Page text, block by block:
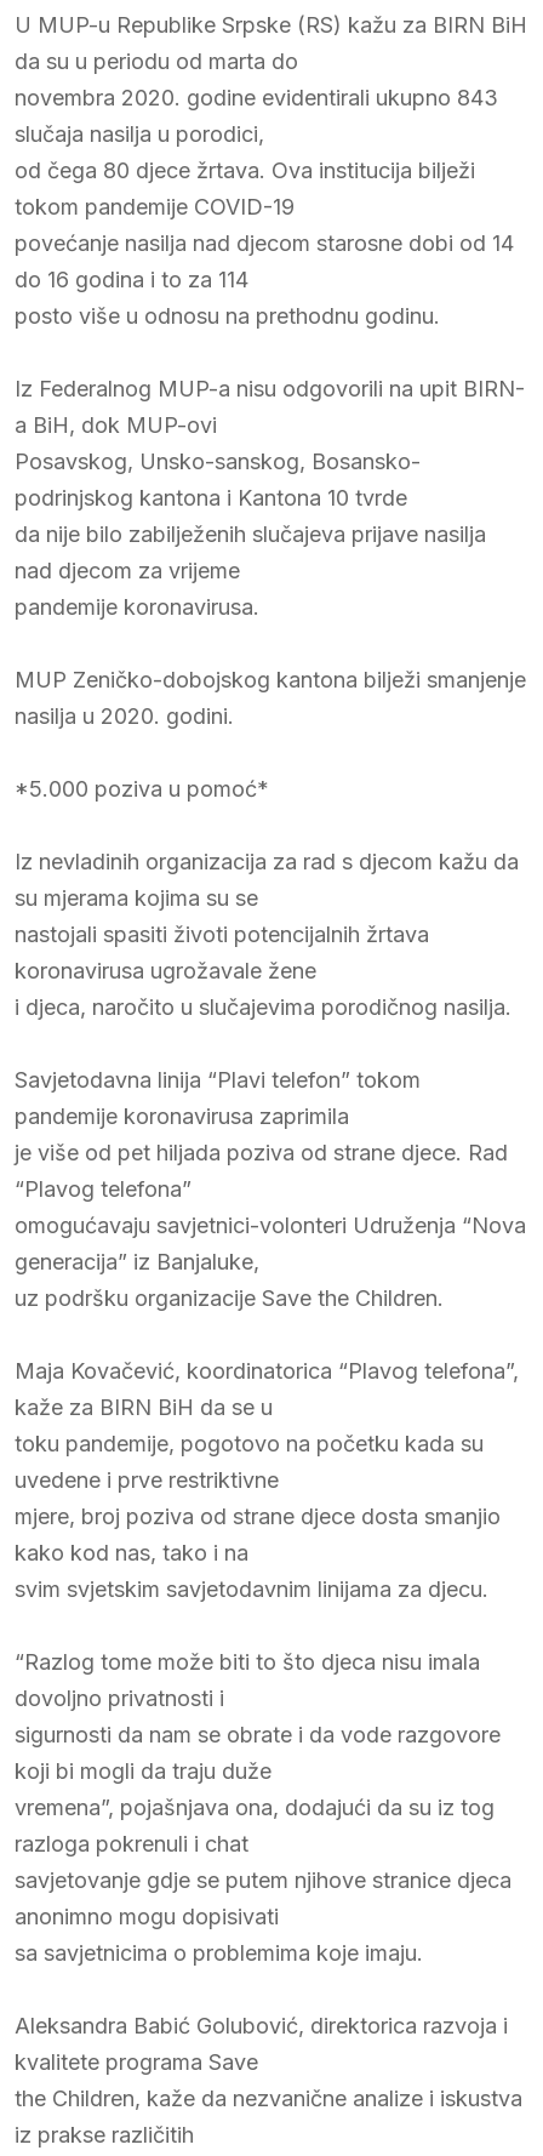
U MUP-u Republike Srpske (RS) kažu za BIRN BiH
da su u periodu od marta do
novembra 2020. godine evidentirali ukupno 843
slučaja nasilja u porodici,
od čega 80 djece žrtava. Ova institucija bilježi
tokom pandemije COVID-19
povećanje nasilja nad djecom starosne dobi od 14
do 16 godina i to za 114
posto više u odnosu na prethodnu godinu.
Iz Federalnog MUP-a nisu odgovorili na upit BIRN-
a BiH, dok MUP-ovi
Posavskog, Unsko-sanskog, Bosansko-
podrinjskog kantona i Kantona 10 tvrde
da nije bilo zabilježenih slučajeva prijave nasilja
nad djecom za vrijeme
pandemije koronavirusa.
MUP Zeničko-dobojskog kantona bilježi smanjenje
nasilja u 2020. godini.
*5.000 poziva u pomoć*
Iz nevladinih organizacija za rad s djecom kažu da
su mjerama kojima su se
nastojali spasiti životi potencijalnih žrtava
koronavirusa ugrožavale žene
i djeca, naročito u slučajevima porodičnog nasilja.
Savjetodavna linija “Plavi telefon” tokom
pandemije koronavirusa zaprimila
je više od pet hiljada poziva od strane djece. Rad
“Plavog telefona”
omogućavaju savjetnici-volonteri Udruženja “Nova
generacija” iz Banjaluke,
uz podršku organizacije Save the Children.
Maja Kovačević, koordinatorica “Plavog telefona”,
kaže za BIRN BiH da se u
toku pandemije, pogotovo na početku kada su
uvedene i prve restriktivne
mjere, broj poziva od strane djece dosta smanjio
kako kod nas, tako i na
svim svjetskim savjetodavnim linijama za djecu.
“Razlog tome može biti to što djeca nisu imala
dovoljno privatnosti i
sigurnosti da nam se obrate i da vode razgovore
koji bi mogli da traju duže
vremena”, pojašnjava ona, dodajući da su iz tog
razloga pokrenuli i chat
savjetovanje gdje se putem njihove stranice djeca
anonimno mogu dopisivati
sa savjetnicima o problemima koje imaju.
Aleksandra Babić Golubović, direktorica razvoja i
kvalitete programa Save
the Children, kaže da nezvanične analize i iskustva
iz prakse različitih